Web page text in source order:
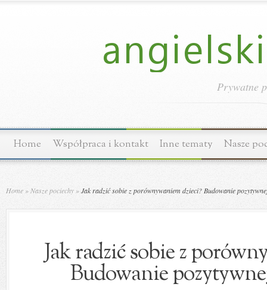
Prywatne
Home Współpraca i kontakt Inne tematy Nasze
Home » Nasze pociechy »Jak radzić sobie z porównywaniem dzieci? Budowanie
Jak radzić sobie z
Budowanie